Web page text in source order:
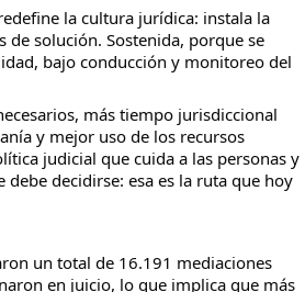
la cultura jurídica: instala la
solución. Sostenida, porque se
bajo conducción y monitoreo del
más tiempo jurisdiccional
y mejor uso de los recursos
judicial que cuida a las personas y
decidirse: esa es la ruta que hoy
un total de 16.191 mediaciones
en juicio, lo que implica que más